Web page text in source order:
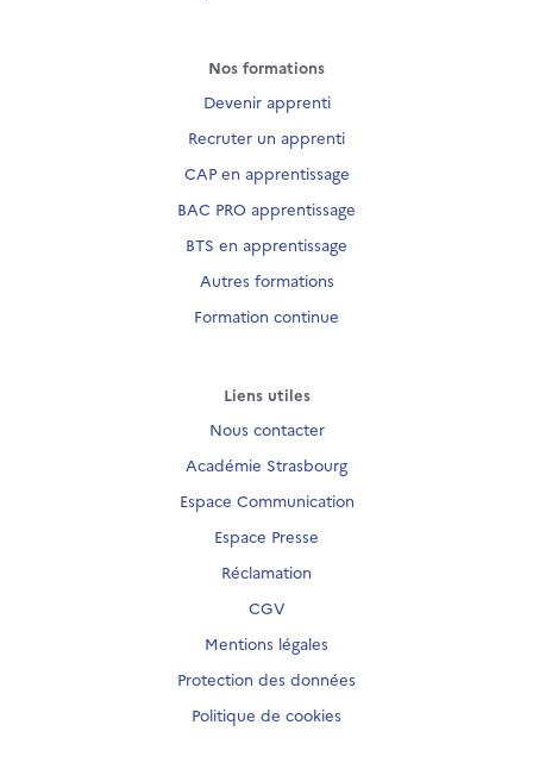
Nos formations
Devenir apprenti
Recruter un apprenti
CAP en apprentissage
BAC PRO apprentissage
BTS en apprentissage
Autres formations
Formation continue
Liens utiles
Nous contacter
Académie Strasbourg
Espace Communication
Espace Presse
Réclamation
CGV
Mentions légales
Protection des données
Politique de cookies